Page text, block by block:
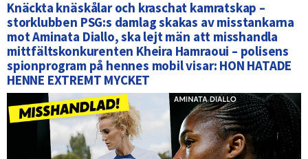
Knäckta knäskålar och kraschat kamratskap –
storklubben PSG:s damlag skakas av misstankarna
mot Aminata Diallo, ska lejt män att misshandla
mittfältskonkurenten Kheira Hamraoui – polisens
spionprogram på hennes mobil visar: HON HATADE
HENNE EXTREMT MYCKET